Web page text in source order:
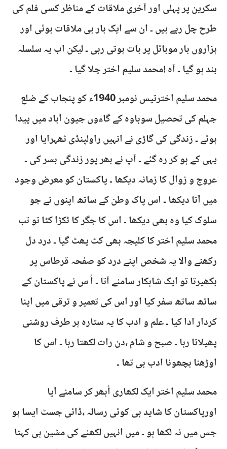
سکرین پر پہلی اور آخری ملاقات کے مناظر کسی فلم کی
طرح چل رہے ہیں ۔ ان سے ایک بار ہی ملاقات ہوئی اور
ہزاروں بار موبائل پر بات ہوتی رہی ۔ لیکن اب یہ سلسلہ
بند ہو گیا ۔ آہ !محمد سلیم اختر چلا گیا ۔
محمد سلیم اخترتیس نومبر 1940ء کو پنجاب کے ضلع
جہلم کی تحصیل سوہاوہ کے گاءوں جیون آباد میں پیدا
ہوئے ۔ زندگی کی گاڑی نے انہیں راولپنڈی ٹھہرایا اور
یہی کے ہو کر رہ گئے ۔ آپ نے بھر پور زندگی بسر کی ۔
عروج و زوال کا زمانہ دیکھا ۔ پاکستان کو معرض وجود
میں آتا دیکھا ۔ اس پاک وطن کے ساتھ اپنوں نے جو
سلوک کیا وہ بھی دیکھا ۔ اس کا جگر کا ٹکڑا کٹا تو تب
محمد سلیم اختر کا کلیجہ بھی کٹ پھٹ گیا ۔ درد دل
رکھنے والا یہ شخص اپنے درد کو صفحہ قرطاس پر
بکھیرتا تو ایک شاہکار سامنے آتا ۔ اُ س نے پاکستان کے
ساتھ ساتھ سفر کیا اور اس کی تعمیر و ترقی میں اپنا
کردار ادا کیا ۔ علم و ادب کا یہ ستارہ ہر طرف روشنی
پھیلاتا رہا ۔ صبح و شام ،دن رات لکھتا رہا ۔ اس کا
اوڑھنا بچھونا ادب ہی تھا ۔
محمد سلیم اختر ایک لکھاری اُبھر کر سامنے آیا
اورپاکستان کا شاید ہی کوئی رسالہ ،ڈائی جسٹ ایسا ہو
جس میں نہ لکھا ہو ۔ میں انہیں لکھنے کی مشین ہی کہتا